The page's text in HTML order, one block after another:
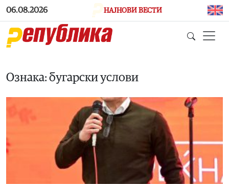
Skip to main content
06.08.2026 НАЈНОВИ ВЕСТИ
Ознака: бугарски услови